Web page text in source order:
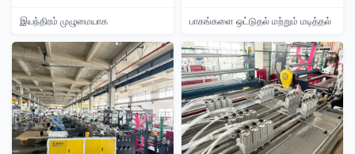
இயந்திரம் முழுமையாக பாகங்களை ஒட்டுதல் மற்றும் மடித்தல்